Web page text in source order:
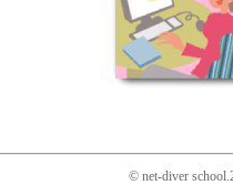
© net-diver